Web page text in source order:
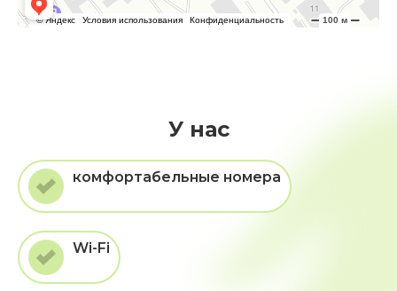
У нас
комфортабельные номера
Wi-Fi